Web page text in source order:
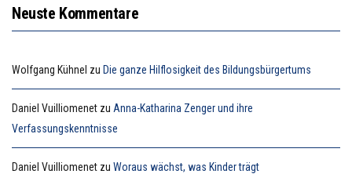
Neuste Kommentare
Wolfgang Kühnel zu Die ganze Hilflosigkeit des Bildungsbürgertums
Daniel Vuilliomenet zu Anna-Katharina Zenger und ihre
Verfassungskenntnisse
Daniel Vuilliomenet zu Woraus wächst, was Kinder trägt